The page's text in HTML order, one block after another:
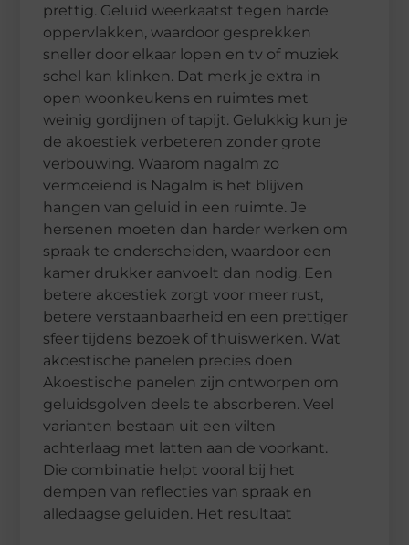
prettig. Geluid weerkaatst tegen harde
oppervlakken, waardoor gesprekken
sneller door elkaar lopen en tv of muziek
schel kan klinken. Dat merk je extra in
open woonkeukens en ruimtes met
weinig gordijnen of tapijt. Gelukkig kun je
de akoestiek verbeteren zonder grote
verbouwing. Waarom nagalm zo
vermoeiend is Nagalm is het blijven
hangen van geluid in een ruimte. Je
hersenen moeten dan harder werken om
spraak te onderscheiden, waardoor een
kamer drukker aanvoelt dan nodig. Een
betere akoestiek zorgt voor meer rust,
betere verstaanbaarheid en een prettiger
sfeer tijdens bezoek of thuiswerken. Wat
akoestische panelen precies doen
Akoestische panelen zijn ontworpen om
geluidsgolven deels te absorberen. Veel
varianten bestaan uit een vilten
achterlaag met latten aan de voorkant.
Die combinatie helpt vooral bij het
dempen van reflecties van spraak en
alledaagse geluiden. Het resultaat